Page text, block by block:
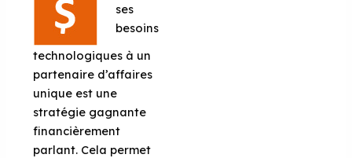
ses
besoins
technologiques à un
partenaire d’affaires
unique est une
stratégie gagnante
financièrement
parlant. Cela permet